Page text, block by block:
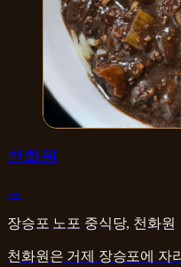
천화원
→
장승포 노포 중식당, 천화원
천화원은 거제 장승포에 자